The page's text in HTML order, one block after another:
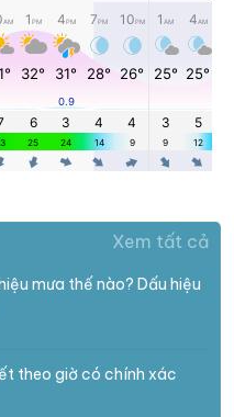
Xem tất cả
mưa thế nào? Dấu hiệu
theo giờ có chính xác